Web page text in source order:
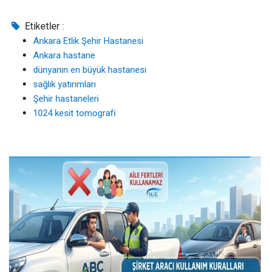
Etiketler :
Ankara Etlik Şehir Hastanesi
Ankara hastane
dünyanın en büyük hastanesi
sağlık yatırımları
Şehir hastaneleri
1024 kesit tomografi